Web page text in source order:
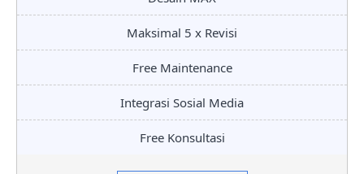
Maksimal 5 x Revisi
Free Maintenance
Integrasi Sosial Media
Free Konsultasi